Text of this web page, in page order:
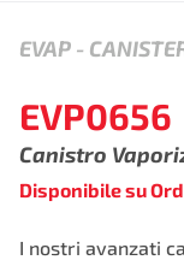
EVAP -
EVP0656
Canistro
Disponibile su
I nostri avanzati